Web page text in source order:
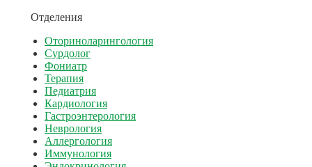
Отделения
Оториноларингология
Сурдолог
Фониатр
Терапия
Педиатрия
Кардиология
Гастроэнтерология
Неврология
Аллергология
Иммунология